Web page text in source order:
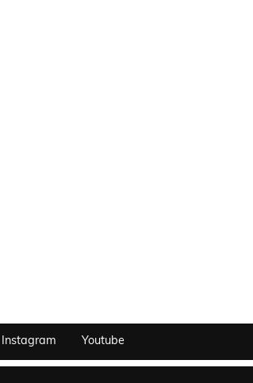
Instagram Youtube